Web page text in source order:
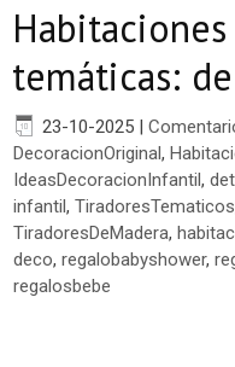
temáticas:
23-10-2025 |
DecoracionOriginal,
IdeasDecoracionInfantil,
infantil, TiradoresTematicos
TiradoresDeMadera,
deco, regalobabyshower,
regalosbebe